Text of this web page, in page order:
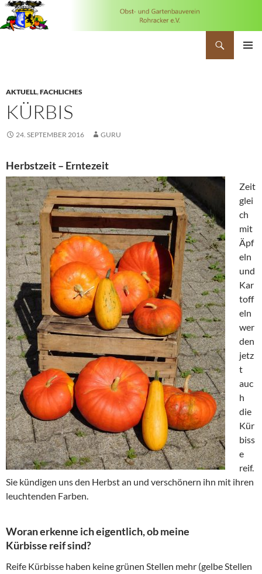
AKTUELL,FACHLICHES
KÜRBIS
24. SEPTEMBER 2016 GURU
Herbstzeit – Erntezeit
Zeit
glei
ch
mit
Äpf
eln
und
Kar
toff
eln
wer
den
jetz
t
auc
h
die
Kür
biss
e
reif.
Sie kündigen uns den Herbst an und verschönern ihn mit ihren
leuchtenden Farben.
Woran erkenne ich eigentlich, ob meine
Kürbisse reif sind?
Reife Kürbisse haben keine grünen Stellen mehr (gelbe Stellen